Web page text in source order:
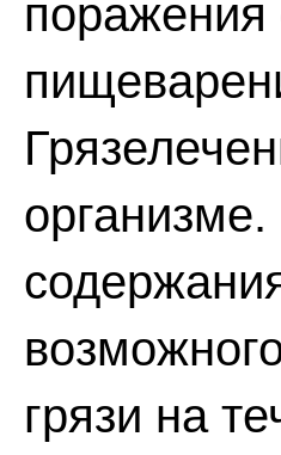
поражения
грязи на